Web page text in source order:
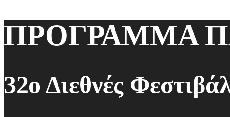
ΠΡΟΓΡΑΜΜΑ
32ο Διεθνές